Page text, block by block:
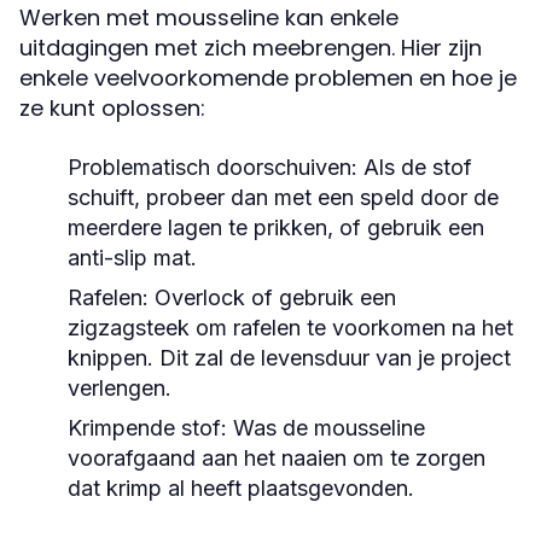
Werken met mousseline kan enkele
uitdagingen met zich meebrengen. Hier zijn
enkele veelvoorkomende problemen en hoe je
ze kunt oplossen:
Problematisch doorschuiven: Als de stof
schuift, probeer dan met een speld door de
meerdere lagen te prikken, of gebruik een
anti-slip mat.
Rafelen: Overlock of gebruik een
zigzagsteek om rafelen te voorkomen na het
knippen. Dit zal de levensduur van je project
verlengen.
Krimpende stof: Was de mousseline
voorafgaand aan het naaien om te zorgen
dat krimp al heeft plaatsgevonden.